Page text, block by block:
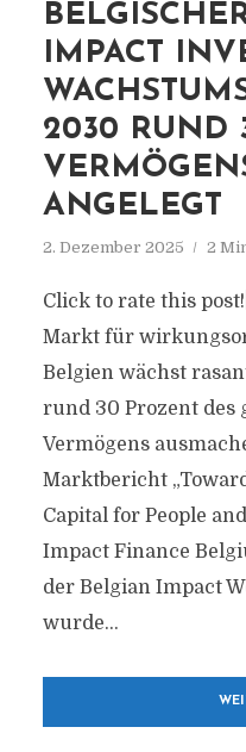
IMPACT
2030 RUND
ANGELEGT
2. Dezember 2025 2
Click to rate this
Markt für
Belgien wächst
rund 30 Prozent des
Vermögens
Marktbericht
Capital for People
Impact Finance
der Belgian Impact
wurde...